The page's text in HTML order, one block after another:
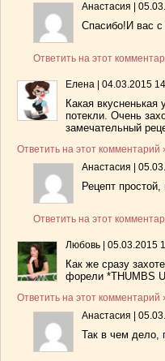
Анастасия
Спасибо!И вас
Ответить на этот
Елена 04.03.2015
Какая
потекли. Очень
замечательный
Ответить на этот комментарий
Анастасия
Рецепт
Ответить на этот
Любовь 05.03.2015
Как же сразу
форели *THUMBS
Ответить на этот комментарий
Анастасия
Так в чем дело,